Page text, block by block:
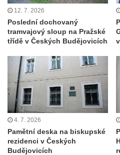
Antonína Richtera) v
Pamětní deska Carla Marii von
Lázních Libverda
svatého Vavřince v Království u
Pamětní deska Ferdinanda
na kostele svatého Vavřince v
Šluknova
Pamětní deska Vlasty Buriana a
Vacka na budově Základní
Liberci
12. 7. 2026
Poslední dochovaný
tramvajový sloup na Pražské
třídě v Českých Budějovicích
4. 7. 2026
Pamětní deska na biskupské
rezidenci v Českých
Budějovicích